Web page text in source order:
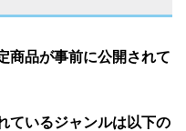
商品が事前に公開されて
ているジャンルは以下の